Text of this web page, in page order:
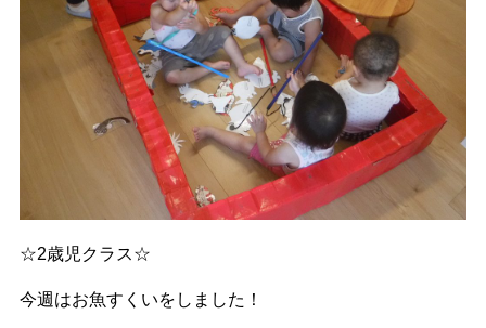
☆2歳児クラス☆
今週はお魚すくいをしました！